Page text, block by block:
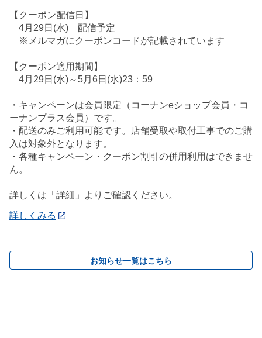
【クーポン配信日】
4月29日(水) 配信予定
※メルマガにクーポンコードが記載されています
【クーポン適用期間】
4月29日(水)～5月6日(水)23：59
・キャンペーンは会員限定（コーナンeショップ会員・コ
ーナンプラス会員）です。
・配送のみご利用可能です。店舗受取や取付工事でのご購
入は対象外となります。
・各種キャンペーン・クーポン割引の併用利用はできませ
ん。
詳しくは「詳細」よりご確認ください。
詳しくみる
お知らせ一覧はこちら